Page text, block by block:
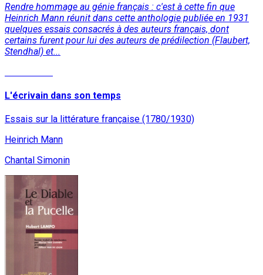
Rendre hommage au génie français : c'est à cette fin que
Heinrich Mann réunit dans cette anthologie publiée en 1931
quelques essais consacrés à des auteurs français, dont
certains furent pour lui des auteurs de prédilection (Flaubert,
Stendhal) et...
L'écrivain dans son temps
Essais sur la littérature française (1780/1930)
Heinrich Mann
Chantal Simonin